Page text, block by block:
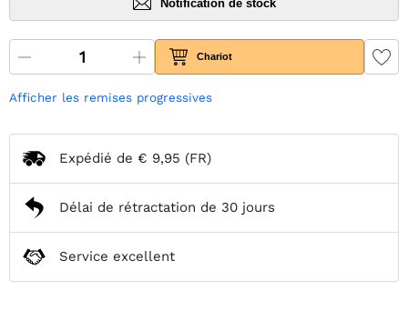
Notification de stock
Chariot
Afficher les remises progressives
Expédié de € 9,95 (FR)
Délai de rétractation de 30 jours
Service excellent